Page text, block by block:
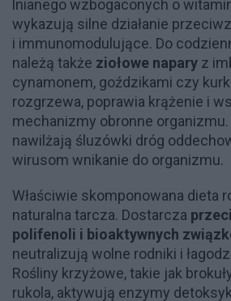
lnianego wzbogaconych o
wykazują silne działanie
i immunomodulujące. Do
należą także ziołowe napary z
cynamonem, goździkami czy
rozgrzewa, poprawia krążenie i
mechanizmy obronne
nawilżają śluzówki dróg
wirusom wnikanie do organizmu.
Właściwie skomponowana dieta
naturalna tarcza. Dostarcza
polifenoli i bioaktywnych
neutralizują wolne rodniki i
Rośliny krzyżowe, takie jak
rukola, aktywują enzymy